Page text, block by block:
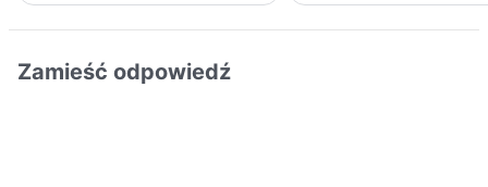
Zamieść odpowiedź